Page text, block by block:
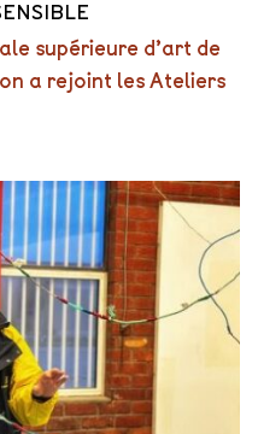
supérieure d’art de
a rejoint les Ateliers